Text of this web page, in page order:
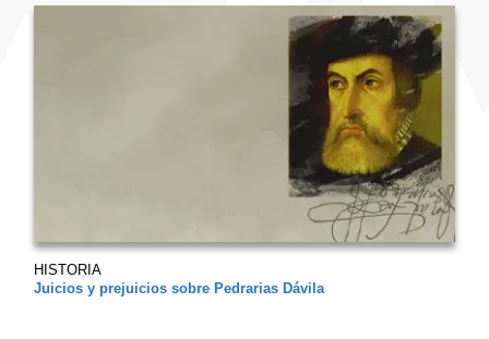
HISTORIA
Juicios y prejuicios sobre Pedrarias Dávila